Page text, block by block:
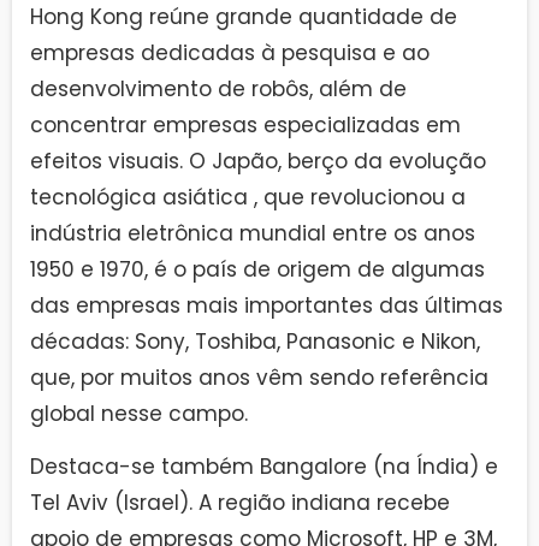
Hong Kong reúne grande quantidade de
empresas dedicadas à pesquisa e ao
desenvolvimento de robôs, além de
concentrar empresas especializadas em
efeitos visuais. O Japão, berço da evolução
tecnológica asiática , que revolucionou a
indústria eletrônica mundial entre os anos
1950 e 1970, é o país de origem de algumas
das empresas mais importantes das últimas
décadas: Sony, Toshiba, Panasonic e Nikon,
que, por muitos anos vêm sendo referência
global nesse campo.
Destaca-se também Bangalore (na Índia) e
Tel Aviv (Israel). A região indiana recebe
apoio de empresas como Microsoft, HP e 3M,